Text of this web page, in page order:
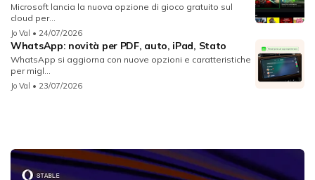
Microsoft lancia la nuova opzione di gioco gratuito sul
cloud per...
Jo Val • 24/07/2026
WhatsApp: novità per PDF, auto, iPad, Stato
WhatsApp si aggiorna con nuove opzioni e caratteristiche
per migl...
Jo Val • 23/07/2026